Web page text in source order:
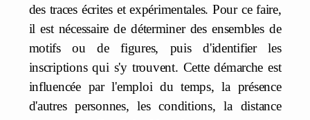
des traces écrites et expérimentales. Pour ce faire,
il est nécessaire de déterminer des ensembles de
motifs ou de figures, puis d'identifier les
inscriptions qui s'y trouvent. Cette démarche est
influencée par l'emploi du temps, la présence
d'autres personnes, les conditions, la distance